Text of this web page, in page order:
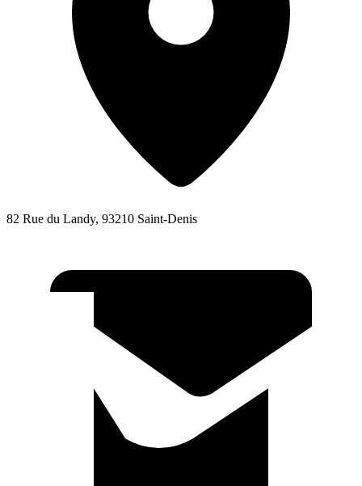
82 Rue du Landy, 93210 Saint-Denis